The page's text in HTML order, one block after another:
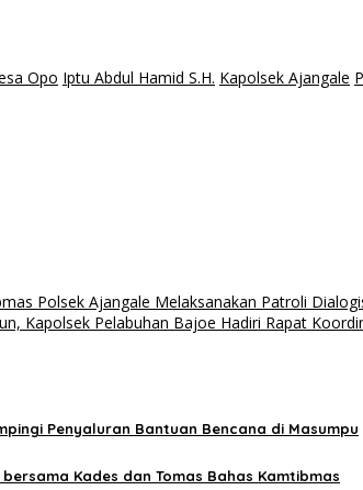
Opo Iptu Abdul Hamid S.H. Kapolsek Ajangale
Polsek Ajangale Melaksanakan Patroli
Kapolsek Pelabuhan Bajoe Hadiri Rapat
Penyaluran Bantuan Bencana di Masumpu
Kades dan Tomas Bahas Kamtibmas